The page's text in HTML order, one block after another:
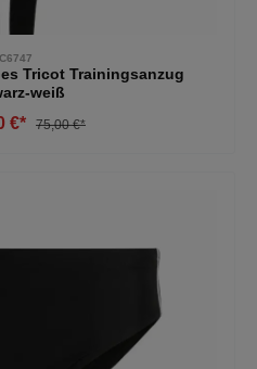
Tricot Trainingsanzug
weiß
€* 75,00 €*